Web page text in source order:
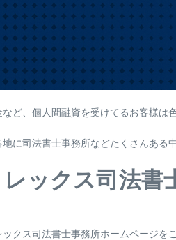
ど、個人間融資を受けてるお客様は
に司法書士事務所などたくさんある
ックス司法書
クス司法書士事務所ホームページを